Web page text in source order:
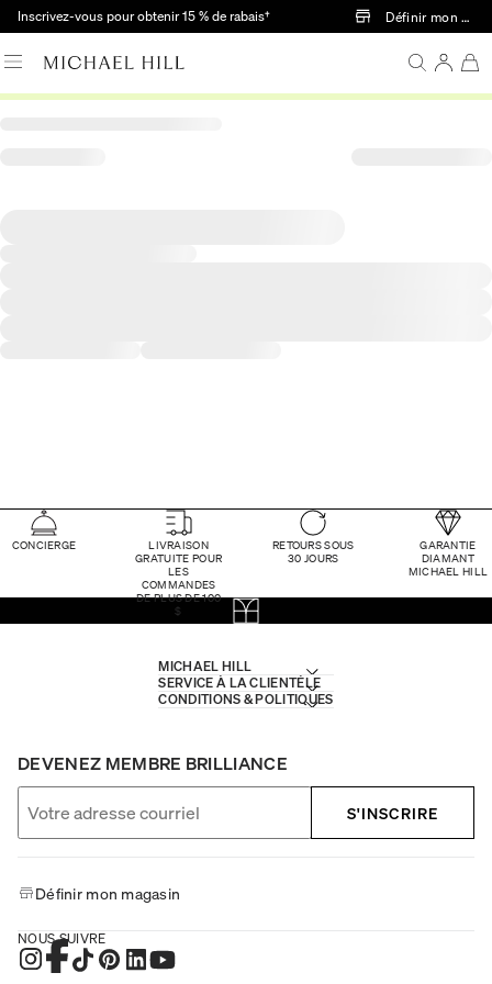
Passer au contenu principal
Inscrivez-vous pour obtenir 15 % de rabais† Définir mon
CONCIERGE
LIVRAISON
GRATUITE POUR
LES
COMMANDES
DE PLUS DE 100
$
RETOURS SOUS
30 JOURS
GARANTIE
DIAMANT
MICHAEL HILL
MICHAEL HILL
SERVICE À LA CLIENTÈLE
CONDITIONS & POLITIQUES
DEVENEZ MEMBRE BRILLIANCE
S'INSCRIRE
Définir mon magasin
NOUS SUIVRE